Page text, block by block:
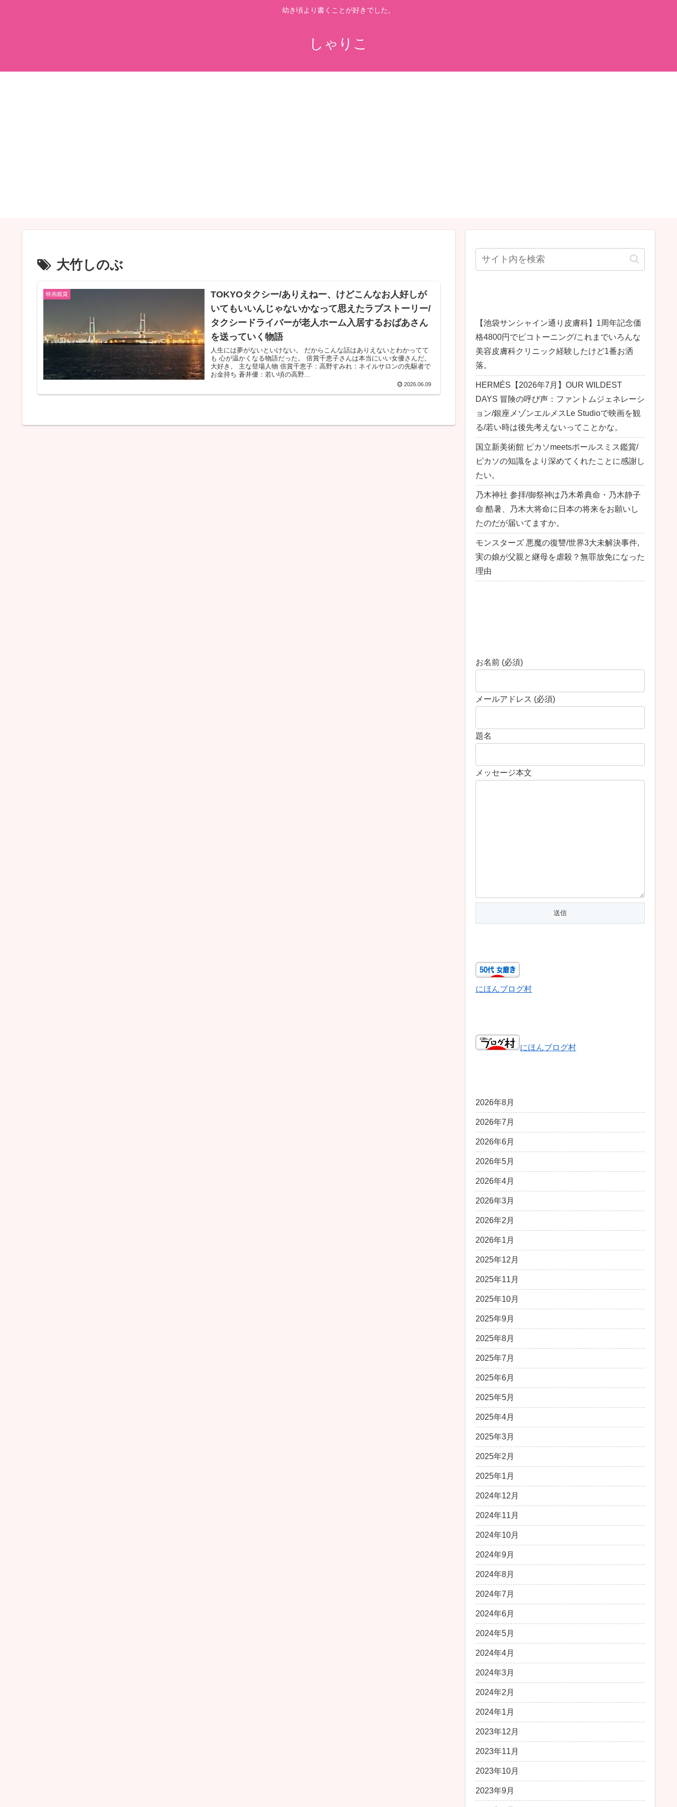
幼き頃より書くことが好きでした。
しゃりこ
大竹しのぶ
映画鑑賞
TOKYOタクシー/ありえねー、けどこんなお人好しが
いてもいいんじゃないかなって思えたラブストーリー/
タクシードライバーが老人ホーム入居するおばあさん
を送っていく物語
人生には夢がないといけない。 だからこんな話はありえないとわかってて
も 心が温かくなる物語だった。 倍賞千恵子さんは本当にいい女優さんだ。
大好き。 主な登場人物 倍賞千恵子：高野すみれ：ネイルサロンの先駆者で
お金持ち 蒼井優：若い頃の高野...
2026.06.09
【池袋サンシャイン通り皮膚科】1周年記念価
格4800円でピコトーニング/これまでいろんな
美容皮膚科クリニック経験したけど1番お洒
落。
HERMÉS【2026年7月】OUR WILDEST
DAYS 冒険の呼び声：ファントムジェネレーシ
ョン/銀座メゾンエルメスLe Studioで映画を観
る/若い時は後先考えないってことかな。
国立新美術館 ピカソmeetsポールスミス鑑賞/
ピカソの知識をより深めてくれたことに感謝し
たい。
乃木神社 参拝/御祭神は乃木希典命・乃木静子
命 酷暑、乃木大将命に日本の将来をお願いし
たのだが届いてますか。
モンスターズ 悪魔の復讐/世界3大未解決事件,
実の娘が父親と継母を虐殺？無罪放免になった
理由
お名前 (必須)
メールアドレス (必須)
題名
メッセージ本文
にほんブログ村
にほんブログ村
2026年8月
2026年7月
2026年6月
2026年5月
2026年4月
2026年3月
2026年2月
2026年1月
2025年12月
2025年11月
2025年10月
2025年9月
2025年8月
2025年7月
2025年6月
2025年5月
2025年4月
2025年3月
2025年2月
2025年1月
2024年12月
2024年11月
2024年10月
2024年9月
2024年8月
2024年7月
2024年6月
2024年5月
2024年4月
2024年3月
2024年2月
2024年1月
2023年12月
2023年11月
2023年10月
2023年9月